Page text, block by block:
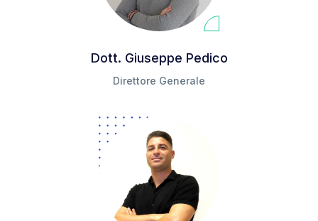
Dott. Giuseppe Pedico
Direttore Generale